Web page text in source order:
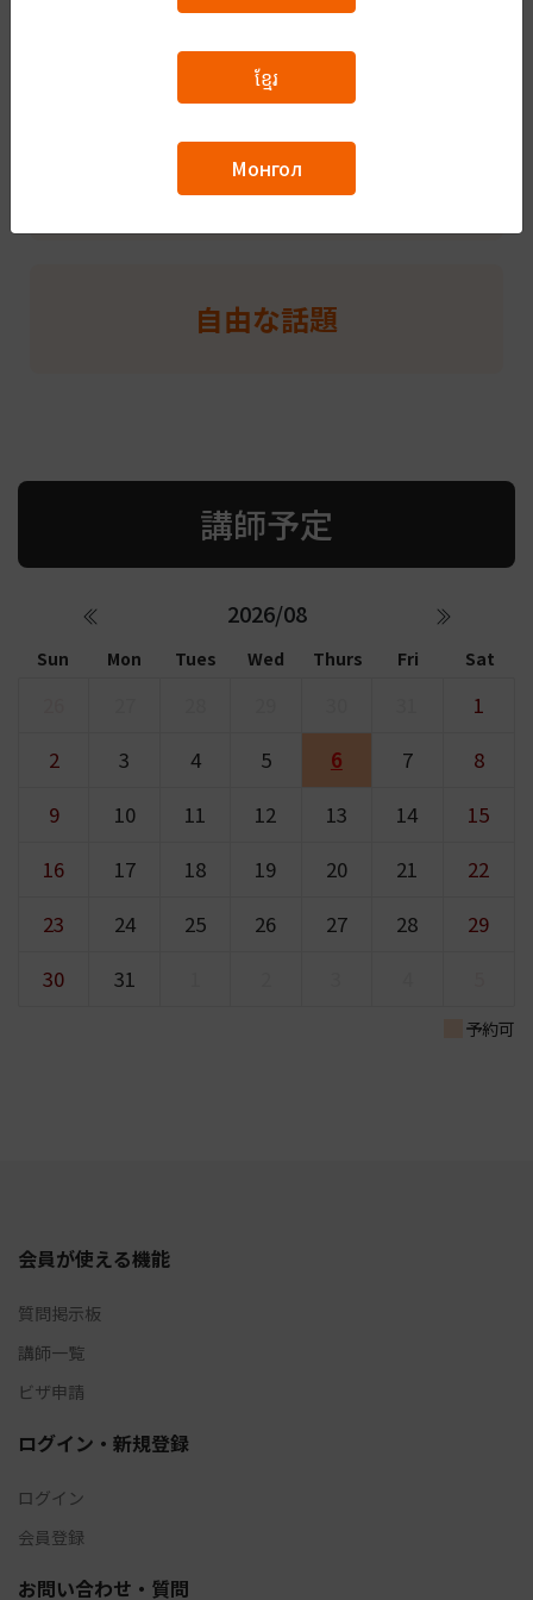
And my jobs internal training(I have been teaching/coaching
in business negotiations, business strategy formulation and
management in each region, product knowledge,
actual business and seminars for customers, marketing,
making of sales strategy, etc.I want to know more about the
everyone language, skills and culture of Japanese, I also want
製造分野特定技能
IT
自由な話題
講師予定
2026/08
Sun Mon Tues Wed Thurs Fri Sat
1
2
3 4 5 6 7
8
9
10 11 12 13 14
15
16
17 18 19 20 21
22
23
24 25 26 27 28
29
30
31
予約可
会員が使える機能
質問掲示板
講師一覧
ビザ申請
ログイン・新規登録
ログイン
会員登録
お問い合わせ・質問
ខ្មែរ
Монгол